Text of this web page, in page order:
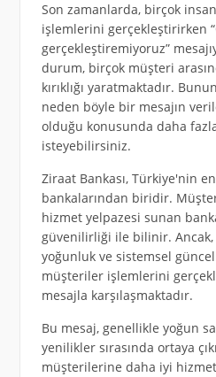
Son zamanlarda, birçok
işlemlerini gerçekleştirirken
gerçekleştiremiyoruz”
durum, birçok müşteri
kırıklığı yaratmaktadır.
neden böyle bir mesajın
olduğu konusunda daha
isteyebilirsiniz.
Ziraat Bankası, Türkiye'nin
bankalarından biridir.
hizmet yelpazesi sunan
güvenilirliği ile bilinir. Ancak,
yoğunluk ve sistemsel
müşteriler işlemlerini
mesajla karşılaşmaktadır.
Bu mesaj, genellikle yoğun
yenilikler sırasında ortaya
müşterilerine daha iyi